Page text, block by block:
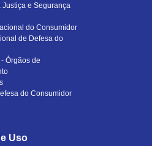
Justiça e Segurança
do Consumidor
de Defesa do
Órgãos de
do Consumidor
Uso